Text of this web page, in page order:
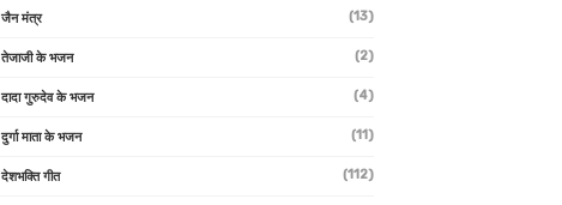
जैन मंत्र (13)
तेजाजी के भजन (2)
दादा गुरुदेव के भजन (4)
दुर्गा माता के भजन (11)
देशभक्ति गीत (112)